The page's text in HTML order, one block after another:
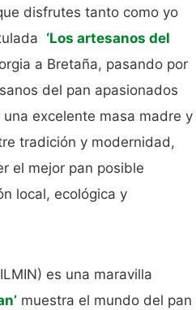
disfrutes tanto como yo
‘Los artesanos del
a Bretaña, pasando por
del pan apasionados
excelente masa madre y
tradición y modernidad,
el mejor pan posible
local, ecológica y
es una maravilla
muestra el mundo del pan